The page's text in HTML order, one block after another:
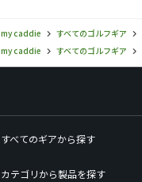
my caddie すべてのゴルフギア
my caddie
すべてのゴルフギア
すべてのギアから探す
カテゴリから製品を探す